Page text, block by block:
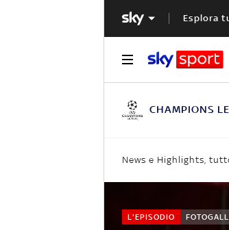
Esplora
CHAMPIONS
News e Highlights,
L'EPISODIO